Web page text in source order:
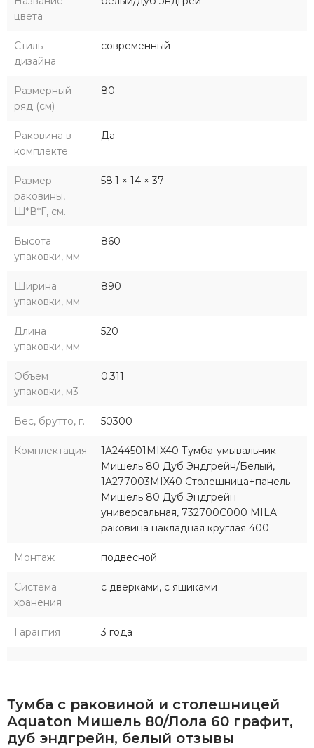
цвета
Стиль
дизайна
современный
Размерный
ряд (см)
80
Раковина в
комплекте
Да
Размер
раковины,
Ш*В*Г, см.
58.1 × 14 × 37
Высота
упаковки, мм
860
Ширина
упаковки, мм
890
Длина
упаковки, мм
520
Объем
упаковки, м3
0,311
Вес, брутто, г. 50300
Комплектация
1A244501MIX40 Тумба-умывальник
Мишель 80 Дуб Эндгрейн/Белый,
1A277003MIX40 Столешница+панель
Мишель 80 Дуб Эндгрейн
универсальная, 732700C000 MILA
раковина накладная круглая 400
Монтаж подвесной
Система
хранения
с дверками, с ящиками
Гарантия 3 года
Тумба с раковиной и столешницей
Aquaton Мишель 80/Лола 60 графит,
дуб эндгрейн, белый отзывы